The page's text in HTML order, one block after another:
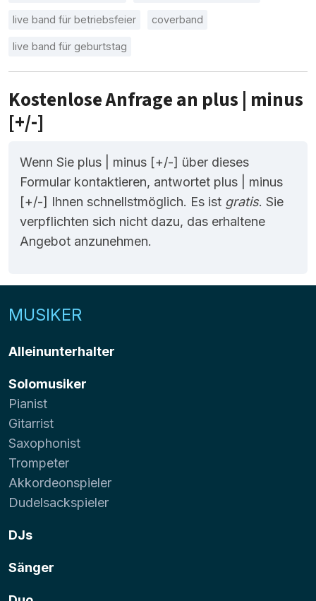
live band für betriebsfeier coverband
live band für geburtstag
Kostenlose Anfrage an plus | minus
[+/-]
Wenn Sie plus | minus [+/-] über dieses
Formular kontaktieren, antwortet plus | minus
[+/-] Ihnen schnellstmöglich. Es ist gratis. Sie
verpflichten sich nicht dazu, das erhaltene
Angebot anzunehmen.
MUSIKER
Alleinunterhalter
Solomusiker
Pianist
Gitarrist
Saxophonist
Trompeter
Akkordeonspieler
Dudelsackspieler
DJs
Sänger